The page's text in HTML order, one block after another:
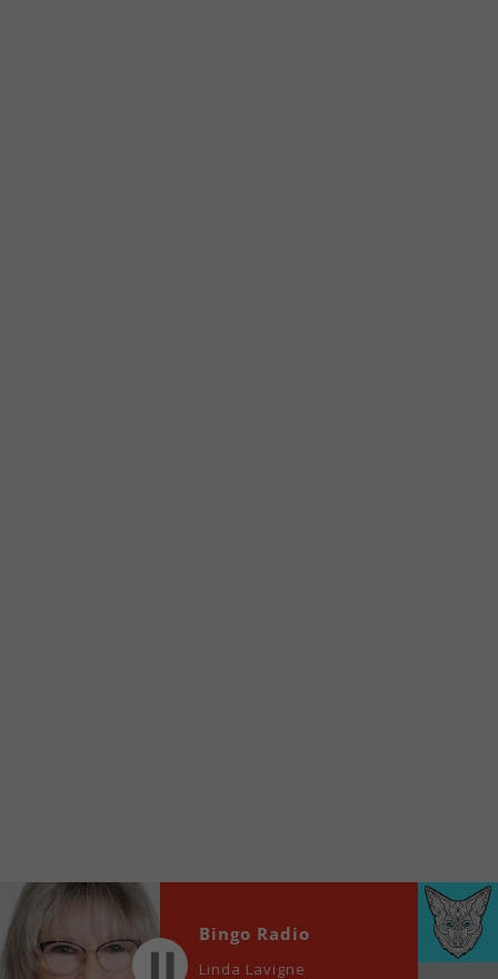
locale vous sont maintenant accessibles en un clic!
Audio
Player
00:00
Bingo Radio
Linda Lavigne